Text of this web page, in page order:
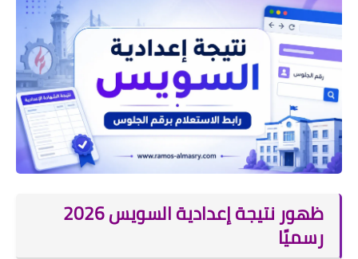
ظهور نتيجة إعدادية السويس 2026
رسميًا